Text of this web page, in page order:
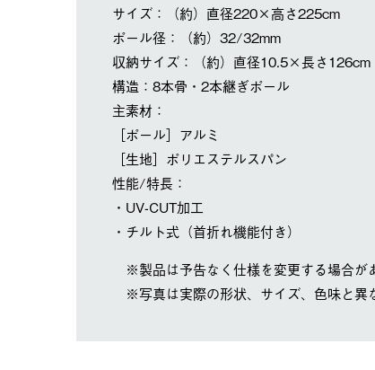
サイズ：（約）直径220×高さ225cm
ポール径：（約）32/32mm
収納サイズ：（約）直径10.5×長さ126cm
構造：8本骨・2本継ぎポール
主素材：
［ポール］アルミ
［生地］ポリエステルスパン
性能/特長：
・UV-CUT加工
・チルト式（首折れ機能付き）
※製品は予告なく仕様を変更する場合が
※写真は実際の形状、サイズ、色味と異